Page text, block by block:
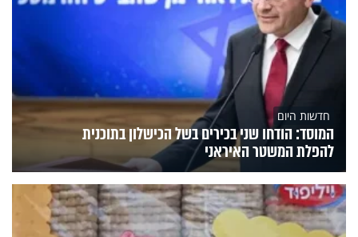
חדשות היום
המוסד: הודחו שני בכירים בשל הכישלון בתוכנית
להפלת המשטר האיראני